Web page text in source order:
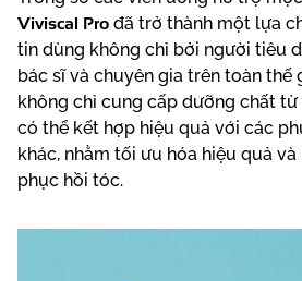
Viviscal Pro đã trở thành một lựa
tin dùng không chỉ bởi người tiêu
bác sĩ và chuyên gia trên toàn thế
không chỉ cung cấp dưỡng chất
có thể kết hợp hiệu quả với các
khác, nhằm tối ưu hóa hiệu quả
phục hồi tóc.